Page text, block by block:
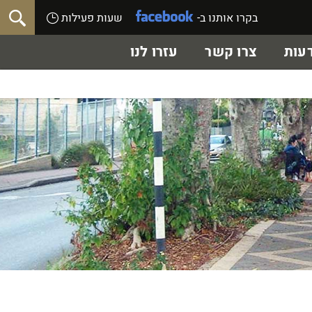
בקרו אותנו ב- שעות פעילות
צרו קשר עזרו לנו